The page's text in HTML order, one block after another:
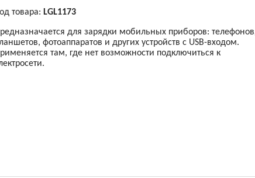
товара: LGL1173
для зарядки мобильных приборов:
фотоаппаратов и других устройств с USB-входом.
там, где нет возможности подключиться к